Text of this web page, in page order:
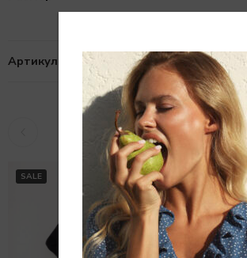
Артикул: 10103447
Похожие товары
SALE SALE